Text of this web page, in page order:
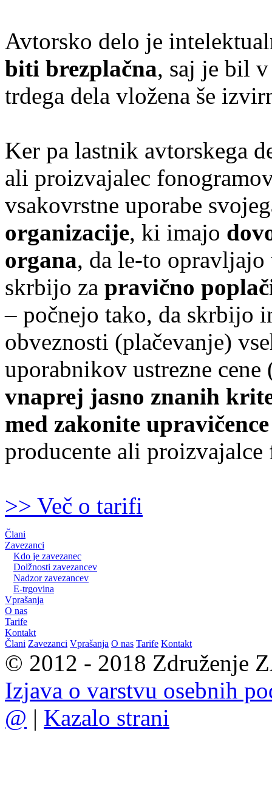
Avtorsko delo je
biti brezplačna, saj je bil
trdega dela vložena še
Ker pa lastnik avtorskega
ali proizvajalec
vsakovrstne uporabe
organizacije, ki imajo
organa, da le-to
skrbijo za pravično
– počnejo tako, da skrbijo
obveznosti (plačevanje)
uporabnikov ustrezne
vnaprej jasno znanih
med zakonite upravičence
producente ali
>> Več o tarifi
Člani
Zavezanci
Kdo je zavezanec
Dolžnosti zavezancev
Nadzor zavezancev
E-trgovina
Vprašanja
O nas
Tarife
Kontakt
Člani Zavezanci Vprašanja O nas Tarife Kontakt
© 2012 - 2018 Združenje
Izjava o varstvu osebnih
@ | Kazalo strani